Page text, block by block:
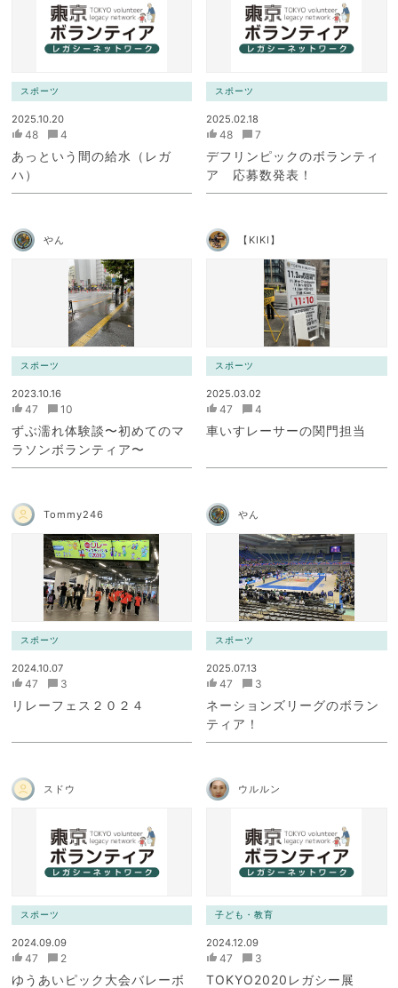
スポーツ
2025.10.20
48 4
あっという間の給水（レガ
ハ）
スポーツ
2025.02.18
48 7
デフリンピックのボランティ
ア 応募数発表！
やん
スポーツ
2023.10.16
47 10
ずぶ濡れ体験談〜初めてのマ
ラソンボランティア〜
【KIKI】
スポーツ
2025.03.02
47 4
車いすレーサーの関門担当
Tommy246
スポーツ
2024.10.07
47 3
リレーフェス２０２４
やん
スポーツ
2025.07.13
47 3
ネーションズリーグのボラン
ティア！
スドウ
スポーツ
2024.09.09
47 2
ゆうあいピック大会バレーボ
ウルルン
子ども・教育
2024.12.09
47 3
TOKYO2020レガシー展